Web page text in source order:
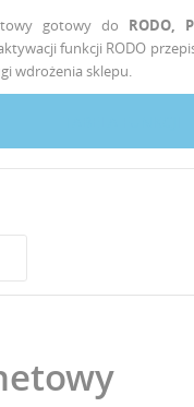
gotowy do RODO,
funkcji RODO
wdrożenia sklepu.